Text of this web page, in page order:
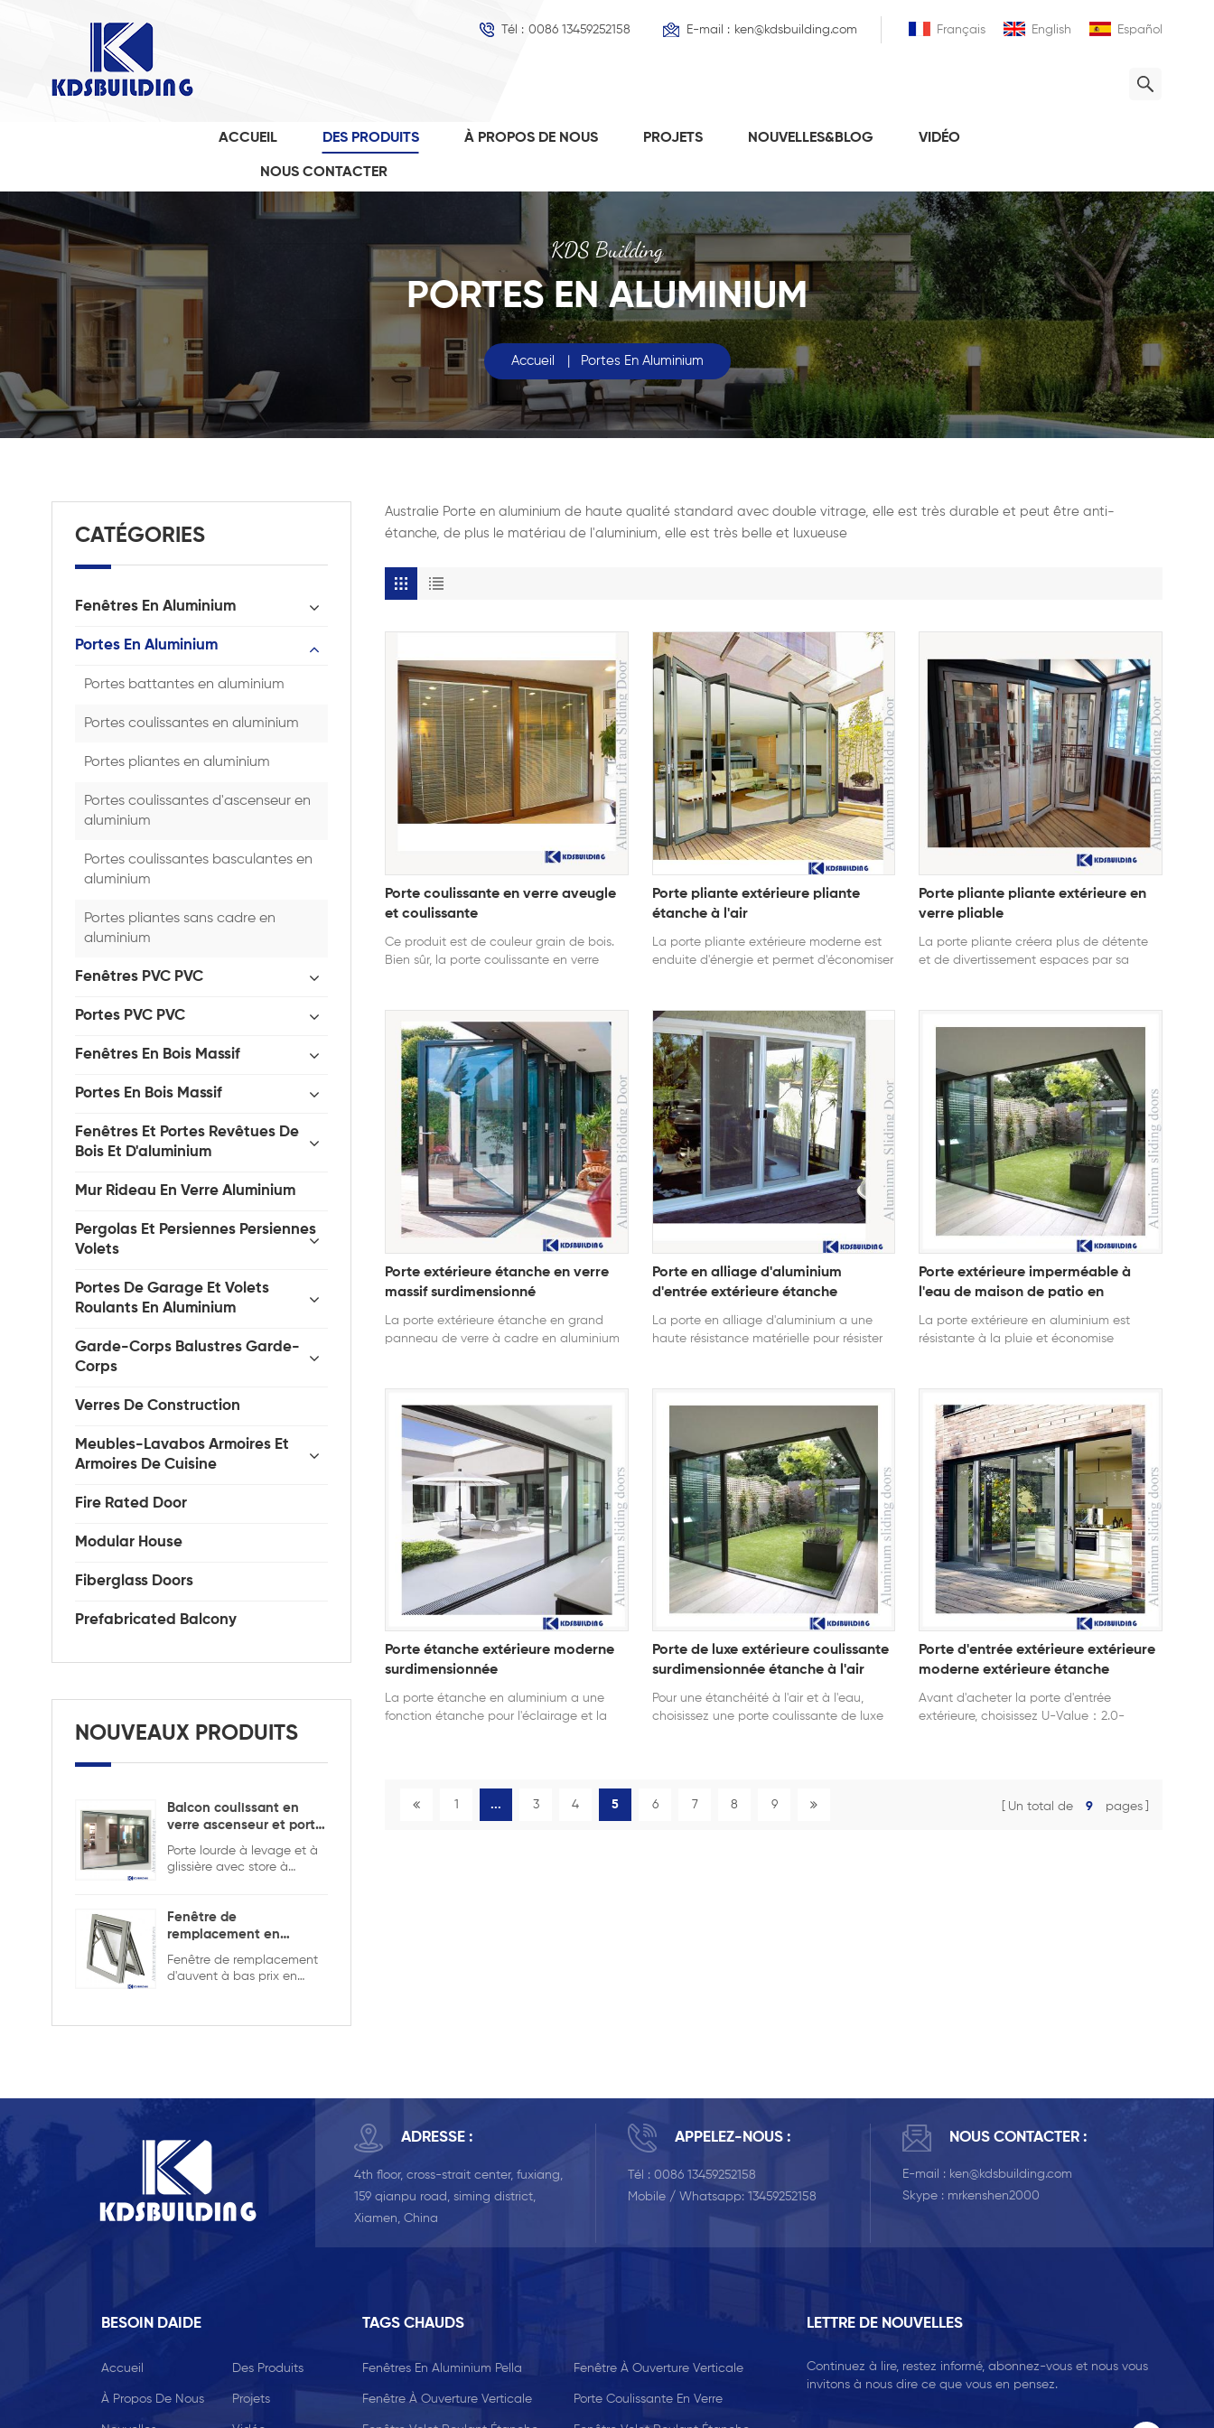
Français English Español
Tél : 0086 13459252158 E-mail : ken@kdsbuilding.com
ACCUEIL DES PRODUITS À PROPOS DE NOUS PROJETS NOUVELLES&BLOG VIDÉO
NOUS CONTACTER
KDS Building
PORTES EN ALUMINIUM
Accueil | Portes En Aluminium
Australie Porte en aluminium de haute qualité standard avec double vitrage, elle est très durable et peut être anti-
étanche, de plus le matériau de l'aluminium, elle est très belle et luxueuse
Porte coulissante en verre aveugle
et coulissante
Ce produit est de couleur grain de bois.
Bien sûr, la porte coulissante en verre
Porte pliante extérieure pliante
étanche à l'air
La porte pliante extérieure moderne est
enduite d'énergie et permet d'économiser
Porte pliante pliante extérieure en
verre pliable
La porte pliante créera plus de détente
et de divertissement espaces par sa
Porte extérieure étanche en verre
massif surdimensionné
La porte extérieure étanche en grand
panneau de verre à cadre en aluminium
Porte en alliage d'aluminium
d'entrée extérieure étanche
La porte en alliage d'aluminium a une
haute résistance matérielle pour résister
Porte extérieure imperméable à
l'eau de maison de patio en
aluminium
La porte extérieure en aluminium est
résistante à la pluie et économise
Porte étanche extérieure moderne
surdimensionnée
La porte étanche en aluminium a une
fonction étanche pour l'éclairage et la
Porte de luxe extérieure coulissante
surdimensionnée étanche à l'air
Pour une étanchéité à l'air et à l'eau,
choisissez une porte coulissante de luxe
Porte d'entrée extérieure extérieure
moderne extérieure étanche
Avant d'acheter la porte d'entrée
extérieure, choisissez U-Value：2.0-
1 ... 3 4 5 6 7 8 9 Un total de 9 pages
CATÉGORIES
Fenêtres En Aluminium
Portes En Aluminium
Portes battantes en aluminium
Portes coulissantes en aluminium
Portes pliantes en aluminium
Portes coulissantes d'ascenseur en
aluminium
Portes coulissantes basculantes en
aluminium
Portes pliantes sans cadre en
aluminium
Fenêtres PVC PVC
Portes PVC PVC
Fenêtres En Bois Massif
Portes En Bois Massif
Fenêtres Et Portes Revêtues De
Bois Et D'aluminium
Mur Rideau En Verre Aluminium
Pergolas Et Persiennes Persiennes
Volets
Portes De Garage Et Volets
Roulants En Aluminium
Garde-Corps Balustres Garde-
Corps
Verres De Construction
Meubles-Lavabos Armoires Et
Armoires De Cuisine
Fire Rated Door
Modular House
Fiberglass Doors
Prefabricated Balcony
NOUVEAUX PRODUITS
Balcon coulissant en
verre ascenseur et porte
coulissante
Porte lourde à levage et à
glissière avec store à
Fenêtre de
remplacement en
aluminium double
vitrage
Fenêtre de remplacement
d'auvent à bas prix en
avec la grille dans la
ADRESSE :
4th floor, cross-strait center, fuxiang,
159 qianpu road, siming district,
Xiamen, China
APPELEZ-NOUS :
Tél :0086 13459252158
Mobile / Whatsapp:13459252158
NOUS CONTACTER :
E-mail : ken@kdsbuilding.com
Skype : mrkenshen2000
BESOIN DAIDE
Accueil Des Produits
À Propos De Nous Projets
TAGS CHAUDS
Fenêtres En Aluminium Pella Fenêtre À Ouverture Verticale
Fenêtre À Ouverture Verticale Porte Coulissante En Verre
LETTRE DE NOUVELLES
Continuez à lire, restez informé, abonnez-vous et nous vous
invitons à nous dire ce que vous en pensez.